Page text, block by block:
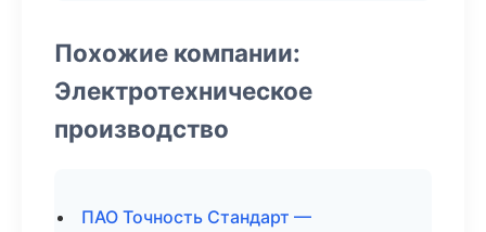
Похожие компании:
Электротехническое
производство
ПАО Точность Стандарт —